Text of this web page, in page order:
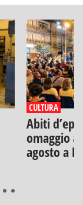
CULTURA
Abiti
omaggio
agosto a